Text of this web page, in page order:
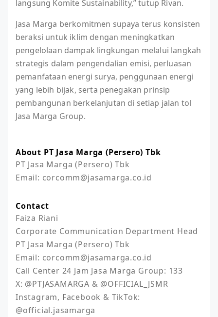
langsung Komite Sustainability,” tutup Rivan.
Jasa Marga berkomitmen supaya terus konsisten
beraksi untuk iklim dengan meningkatkan
pengelolaan dampak lingkungan melalui langkah
strategis dalam pengendalian emisi, perluasan
pemanfataan energi surya, penggunaan energi
yang lebih bijak, serta penegakan prinsip
pembangunan berkelanjutan di setiap jalan tol
Jasa Marga Group.
About PT Jasa Marga (Persero) Tbk
PT Jasa Marga (Persero) Tbk
Email: corcomm@jasamarga.co.id
Contact
Faiza Riani
Corporate Communication Department Head
PT Jasa Marga (Persero) Tbk
Email: corcomm@jasamarga.co.id
Call Center 24 Jam Jasa Marga Group: 133
X: @PTJASAMARGA & @OFFICIAL_JSMR
Instagram, Facebook & TikTok:
@official.jasamarga